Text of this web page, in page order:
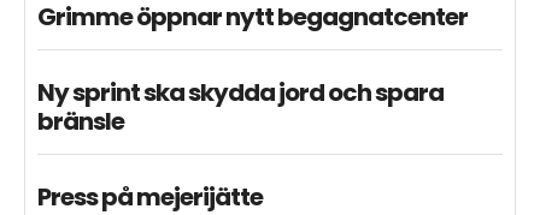
Grimme öppnar nytt begagnatcenter
Ny sprint ska skydda jord och spara
bränsle
Press på mejerijätte